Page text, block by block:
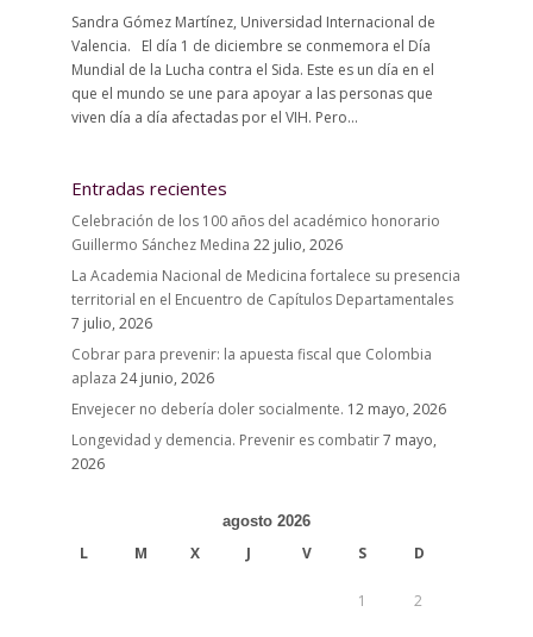
Sandra Gómez Martínez, Universidad Internacional de
Valencia. El día 1 de diciembre se conmemora el Día
Mundial de la Lucha contra el Sida. Este es un día en el
que el mundo se une para apoyar a las personas que
viven día a día afectadas por el VIH. Pero...
Entradas recientes
Celebración de los 100 años del académico honorario
Guillermo Sánchez Medina 22 julio, 2026
La Academia Nacional de Medicina fortalece su presencia
territorial en el Encuentro de Capítulos Departamentales
7 julio, 2026
Cobrar para prevenir: la apuesta fiscal que Colombia
aplaza 24 junio, 2026
Envejecer no debería doler socialmente. 12 mayo, 2026
Longevidad y demencia. Prevenir es combatir7 mayo,
2026
agosto 2026
L M X J V S D
1 2